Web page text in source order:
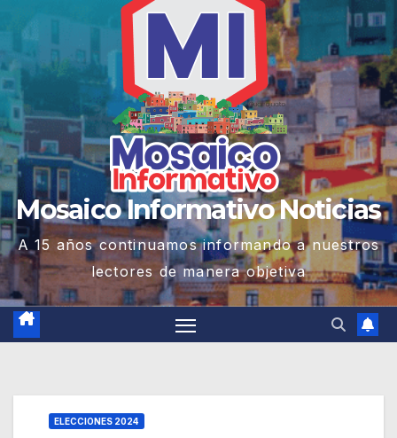
Mosaico Informativo Noticias
A 15 años continuamos informando a nuestros
lectores de manera objetiva
ELECCIONES 2024